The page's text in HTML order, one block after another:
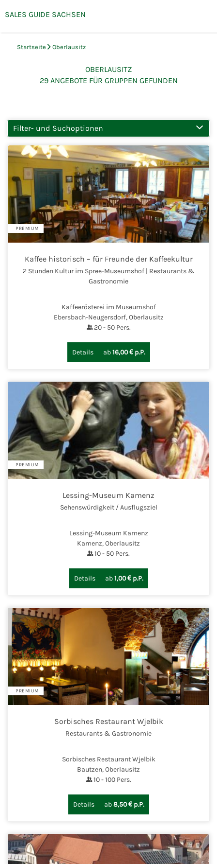
SALES GUIDE SACHSEN
Startseite Oberlausitz
OBERLAUSITZ
29 ANGEBOTE FÜR GRUPPEN GEFUNDEN
Filter- und Suchoptionen
PREMIUM
Kaffee historisch – für Freunde der Kaffeekultur
2 Stunden Kultur im Spree-Museumshof | Restaurants &
Gastronomie
Kaffeerösterei im Museumshof
Ebersbach-Neugersdorf, Oberlausitz
20- 50Pers.
Details ab16,00 € p.P.
PREMIUM
Lessing-Museum Kamenz
Sehenswürdigkeit / Ausflugsziel
Lessing-Museum Kamenz
Kamenz, Oberlausitz
10- 50 Pers.
Details ab1,00 € p.P.
PREMIUM
Sorbisches Restaurant Wjelbik
Restaurants & Gastronomie
Sorbisches Restaurant Wjelbik
Bautzen, Oberlausitz
10-100Pers.
Details ab8,50 € p.P.